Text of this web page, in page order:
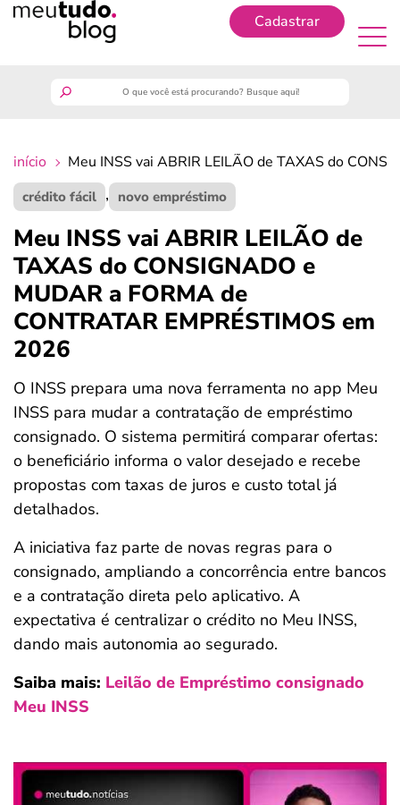
Cadastrar
guia do trabalhador
finanças
benefícios
crédito fácil
ferramentas
início Meu INSS vai ABRIR LEILÃO de TAXAS do
crédito fácil , novo empréstimo
Meu INSS vai ABRIR LEILÃO de
TAXAS do CONSIGNADO e
MUDAR a FORMA de
CONTRATAR EMPRÉSTIMOS em
2026
O INSS prepara uma nova ferramenta no app Meu
INSS para mudar a contratação de empréstimo
consignado. O sistema permitirá comparar ofertas:
o beneficiário informa o valor desejado e recebe
propostas com taxas de juros e custo total já
detalhados.
A iniciativa faz parte de novas regras para o
consignado, ampliando a concorrência entre bancos
e a contratação direta pelo aplicativo. A
expectativa é centralizar o crédito no Meu INSS,
dando mais autonomia ao segurado.
Saiba mais: Leilão de Empréstimo consignado
Meu INSS